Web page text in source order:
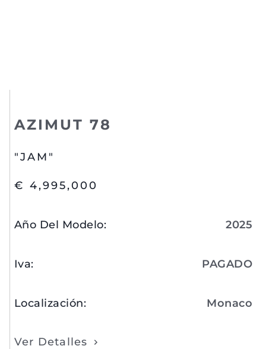
AZIMUT 78
"JAM"
€ 4,995,000
Año Del Modelo: 2025
Iva: PAGADO
Localización: Monaco
Ver Detalles